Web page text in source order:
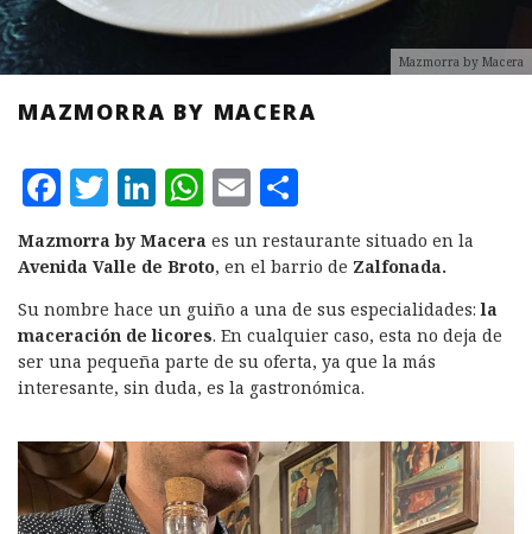
Mazmorra by Macera
MAZMORRA BY MACERA
F
a
c
e
b
o
k
T
w
it
te
r
L
i
n
k
e
d
n
W
h
at
s
A
p
E
m
ai
l
o
m
p
a
rt
Mazmorra by Macera es un restaurante situado en la
Avenida Valle de Broto, en el barrio de Zalfonada.
Su nombre hace un guiño a una de sus especialidades: la
maceración de licores. En cualquier caso, esta no deja de
ser una pequeña parte de su oferta, ya que la más
interesante, sin duda, es la gastronómica.